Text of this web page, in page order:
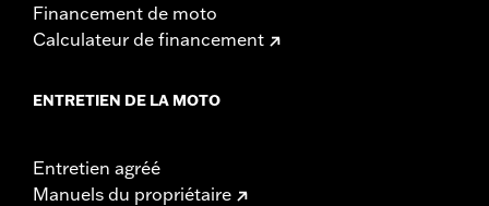
Financement de moto
Calculateur de financement
ENTRETIEN DE LA MOTO
Entretien agréé
Manuels du propriétaire